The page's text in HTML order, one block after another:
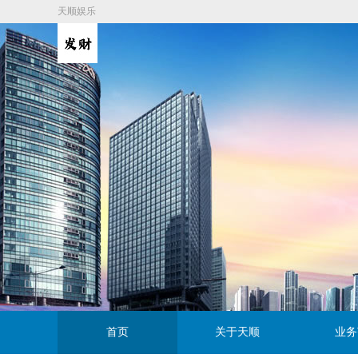
天顺娱乐
首页 关于天顺 业